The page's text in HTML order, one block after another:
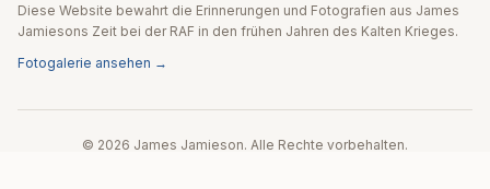
Diese Website bewahrt die Erinnerungen und Fotografien aus James
Jamiesons Zeit bei der RAF in den frühen Jahren des Kalten Krieges.
Fotogalerie ansehen →
© 2026 James Jamieson. Alle Rechte vorbehalten.